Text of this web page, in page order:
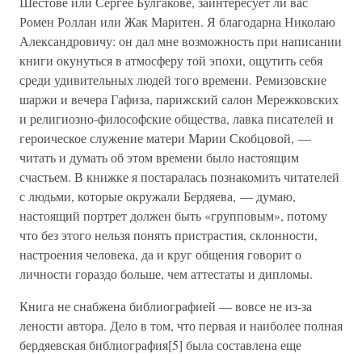
Ромен Роллан или Жак Маритен. Я благодарна Николаю
Александровичу: он дал мне возможность при написании
книги окунуться в атмосферу той эпохи, ощутить себя
среди удивительных людей того времени. Ремизовские
шаржи и вечера Гафиза, парижский салон Мережковских
и религиозно-философские общества, лавка писателей и
героическое служение матери Марии Скобцовой, —
читать и думать об этом времени было настоящим
счастьем. В книжке я постаралась познакомить читателей
с людьми, которые окружали Бердяева, — думаю,
настоящий портрет должен быть «групповым», потому
что без этого нельзя понять пристрастия, склонности,
настроения человека, да и круг общения говорит о
личности гораздо больше, чем аттестаты и дипломы.
Книга не снабжена библиографией — вовсе не из-за
лености автора. Дело в том, что первая и наиболее полная
бердяевская библиография[5] была составлена еще